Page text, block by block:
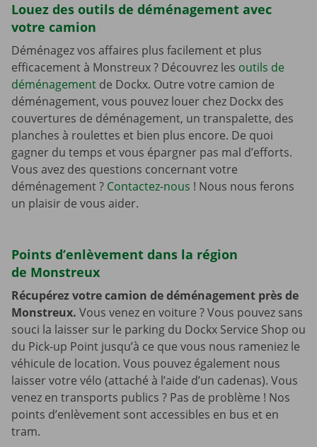
Louez des outils de déménagement avec
votre camion
Déménagez vos affaires plus facilement et plus
efficacement à Monstreux ? Découvrez les outils de
déménagement de Dockx. Outre votre camion de
déménagement, vous pouvez louer chez Dockx des
couvertures de déménagement, un transpalette, des
planches à roulettes et bien plus encore. De quoi
gagner du temps et vous épargner pas mal d’efforts.
Vous avez des questions concernant votre
déménagement ? Contactez-nous ! Nous nous ferons
un plaisir de vous aider.
Points d’enlèvement dans la région
de Monstreux
Récupérez votre camion de déménagement près de
Monstreux. Vous venez en voiture ? Vous pouvez sans
souci la laisser sur le parking du Dockx Service Shop ou
du Pick-up Point jusqu’à ce que vous nous rameniez le
véhicule de location. Vous pouvez également nous
laisser votre vélo (attaché à l’aide d’un cadenas). Vous
venez en transports publics ? Pas de problème ! Nos
points d’enlèvement sont accessibles en bus et en
tram.